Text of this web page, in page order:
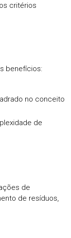
critérios
benefícios:
no conceito
de
de
de resíduos,